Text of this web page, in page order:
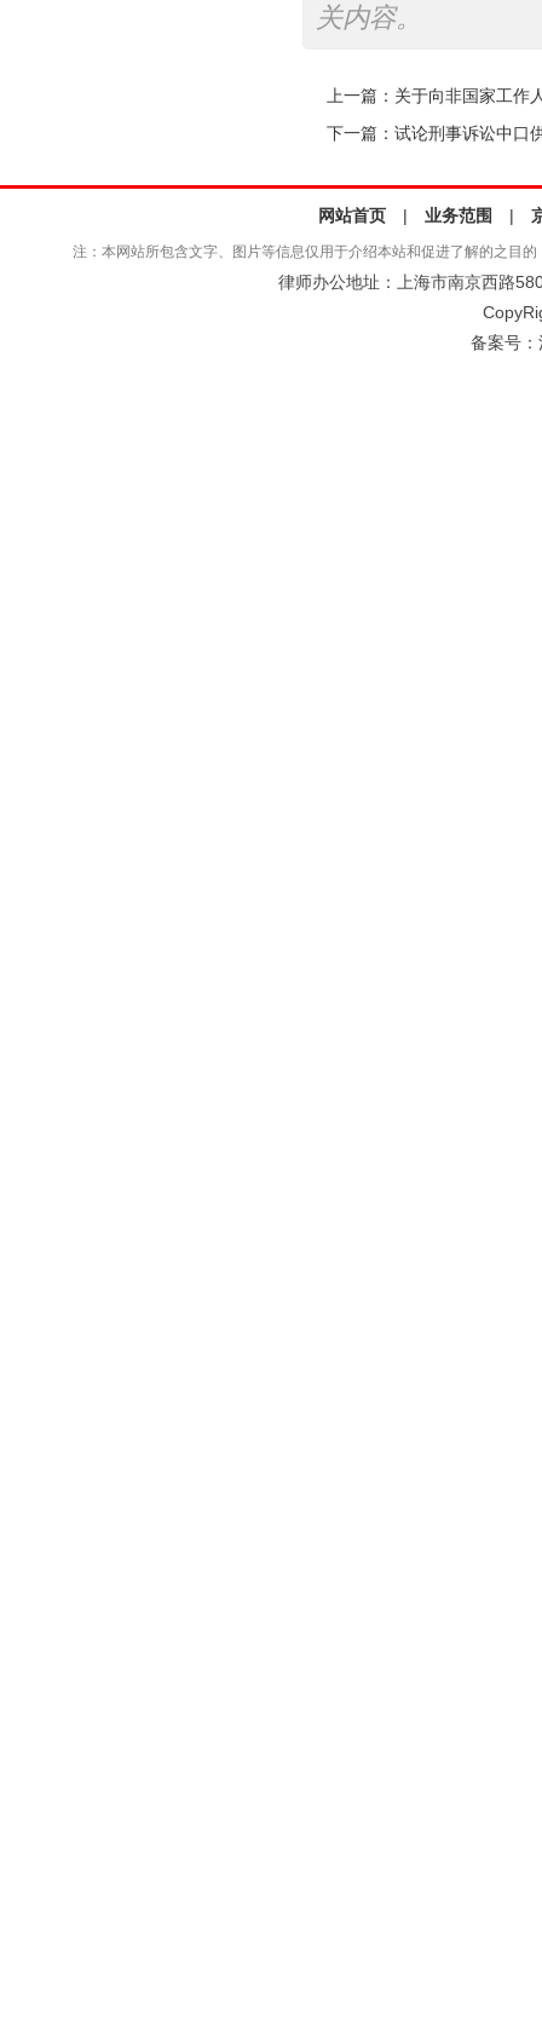
关内容。
上一篇： 关于向非国家工作
下一篇： 试论刑事诉讼中口
网站首页 | 业务范围 |
注：本网站所包含文字、图片等信息仅用于介绍本站和促进了解的之目
律师办公地址：上海市南京西路
备案号：